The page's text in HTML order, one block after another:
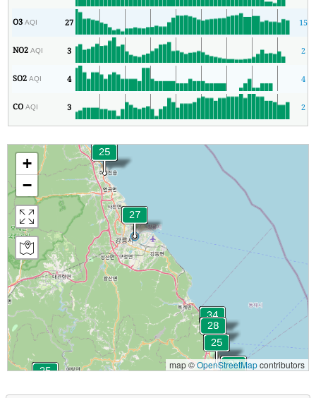
O3AQI 27 15
NO2AQI 3 2
SO2AQI 4 4
COAQI 3 2
+
−
map ©OpenStreetMapcontributors